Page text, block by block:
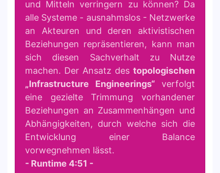
und Mitteln verringern zu können? Da
alle Systeme - ausnahmslos - Netzwerke
an Akteuren und deren aktivistischen
Beziehungen repräsentieren, kann man
sich diesen Sachverhalt zu Nutze
machen. Der Ansatz des topologischen
„Infrastructure Engineerings“ verfolgt
eine gezielte Trimmung vorhandener
Beziehungen an Zusammenhängen und
Abhängigkeiten, durch welche sich die
Entwicklung einer Balance
vorwegnehmen lässt.
- Runtime 4:51 -